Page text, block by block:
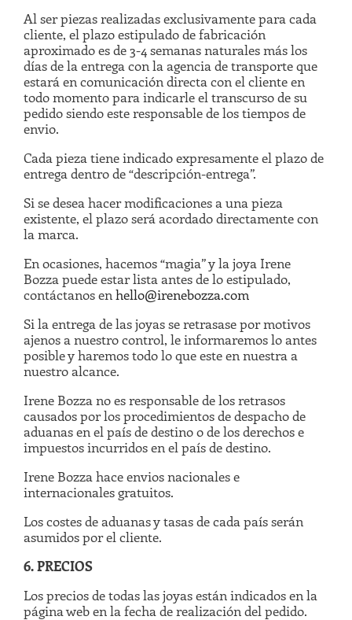
Al ser piezas realizadas exclusivamente para cada
cliente, el plazo estipulado de fabricación
aproximado es de 3-4 semanas naturales más los
días de la entrega con la agencia de transporte que
estará en comunicación directa con el cliente en
todo momento para indicarle el transcurso de su
pedido siendo este responsable de los tiempos de
envio.
Cada pieza tiene indicado expresamente el plazo de
entrega dentro de “descripción-entrega”.
Si se desea hacer modificaciones a una pieza
existente, el plazo será acordado directamente con
la marca.
En ocasiones, hacemos “magia” y la joya Irene
Bozza puede estar lista antes de lo estipulado,
contáctanos en hello@irenebozza.com
Si la entrega de las joyas se retrasase por motivos
ajenos a nuestro control, le informaremos lo antes
posible y haremos todo lo que este en nuestra a
nuestro alcance.
Irene Bozza no es responsable de los retrasos
causados por los procedimientos de despacho de
aduanas en el país de destino o de los derechos e
impuestos incurridos en el país de destino.
Irene Bozza hace envios nacionales e
internacionales gratuitos.
Los costes de aduanas y tasas de cada país serán
asumidos por el cliente.
6. PRECIOS
Los precios de todas las joyas están indicados en la
página web en la fecha de realización del pedido.